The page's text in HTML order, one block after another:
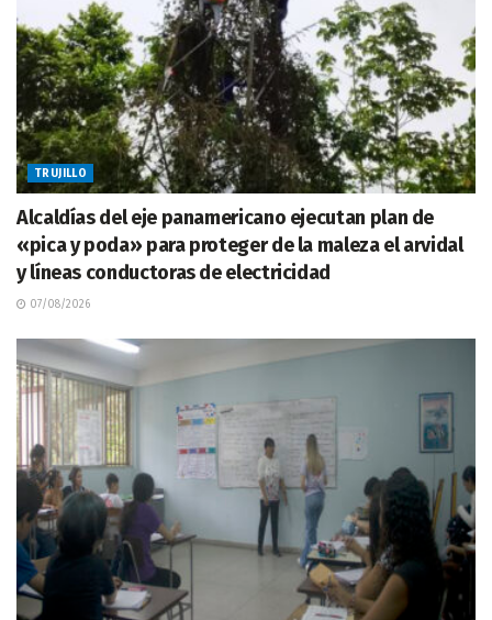
TRUJILLO
Alcaldías del eje panamericano ejecutan plan de
«pica y poda» para proteger de la maleza el arvidal
y líneas conductoras de electricidad
07/08/2026